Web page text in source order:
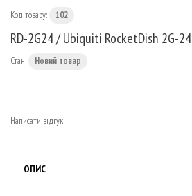
Код товару: 102
RD-2G24 / Ubiquiti RocketDish 2G-24
Стан: Новий товар
Написати відгук
ОПИС